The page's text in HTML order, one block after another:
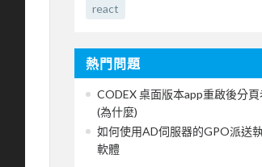
react
熱門問題
CODEX 桌面版本app重啟後分
(為什麼)
如何使用AD伺服器的GPO派送
軟體